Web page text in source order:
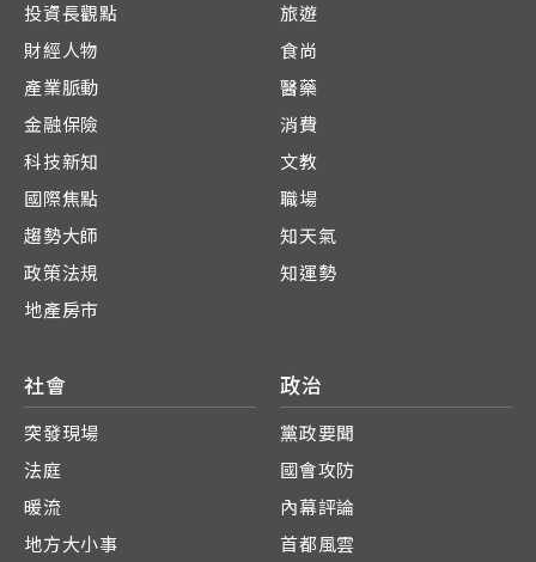
投資長觀點
財經人物
產業脈動
金融保險
科技新知
國際焦點
趨勢大師
政策法規
地產房市
旅遊
食尚
醫藥
消費
文教
職場
知天氣
知運勢
社會
突發現場
法庭
暖流
地方大小事
政治
黨政要聞
國會攻防
內幕評論
首都風雲